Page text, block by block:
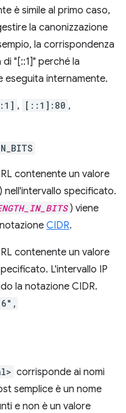
è simile al primo caso,
la canonizzazione
la corrispondenza
"[::1]" perché la
eseguita internamente.
, [::1]:80 ,
contenente un valore
) nell'intervallo specificato.
) viene
CIDR.
contenente un valore
L'intervallo IP
la notazione CIDR.
corrisponde ai nomi
semplice è un nome
e non è un valore